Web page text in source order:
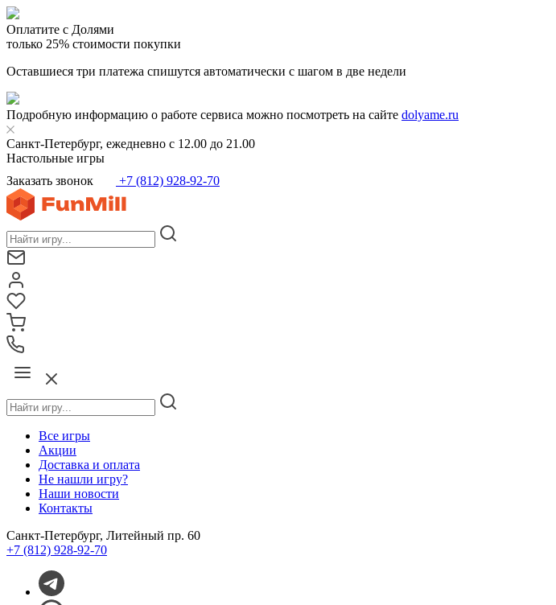
Оплатите с Долями
только 25% стоимости покупки
Оставшиеся три платежа спишутся автоматически с шагом в две недели
Подробную информацию о работе сервиса можно посмотреть на сайте dolyame.ru
Санкт-Петербург, ежедневно с 12.00 до 21.00
Настольные игры
Заказать звонок
+7 (812) 928-92-70
Все игры
Акции
Доставка и оплата
Не нашли игру?
Наши новости
Контакты
Санкт-Петербург, Литейный пр. 60
+7 (812) 928-92-70